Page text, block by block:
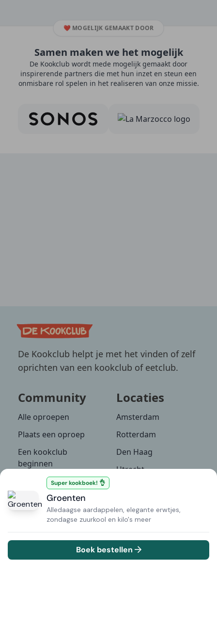
Super kookboek! 👌
Groenten
Alledaagse aardappelen, elegante erwtjes,
zondagse zuurkool en kilo's meer
Boek bestellen
❤️ MOGELIJK GEMAAKT DOOR
Samen maken we het mogelijk
De Kookclub wordt mede mogelijk gemaakt door
inspirerende partners die met hun inzet en steun een
onmisbare rol spelen in het realiseren van onze missie.
De Kookclub helpt je met het vinden of zelf
oprichten van een kookclub of eetclub.
Community
Alle oproepen
Plaats een oproep
Een kookclub
beginnen
Recepten
Culinaire
evenementen
Locaties
Amsterdam
Rotterdam
Den Haag
Utrecht
Kennisbank
Kookboeken
De Kookclub
Over ons